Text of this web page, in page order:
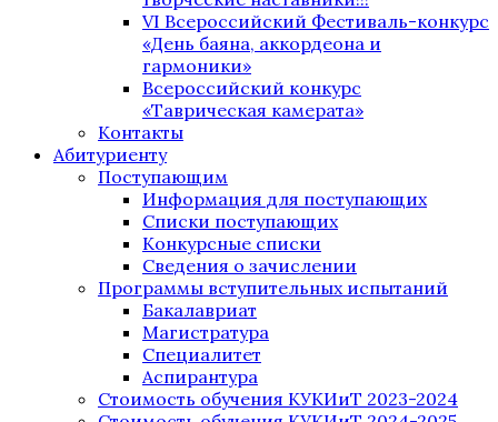
VI Всероссийский Фестиваль-конкурс
«День баяна, аккордеона и
гармоники»
Всероссийский конкурс
«Таврическая камерата»
Контакты
Абитуриенту
Поступающим
Информация для поступающих
Списки поступающих
Конкурсные списки
Сведения о зачислении
Программы вступительных испытаний
Бакалавриат
Магистратура
Специалитет
Аспирантура
Стоимость обучения КУКИиТ 2023-2024